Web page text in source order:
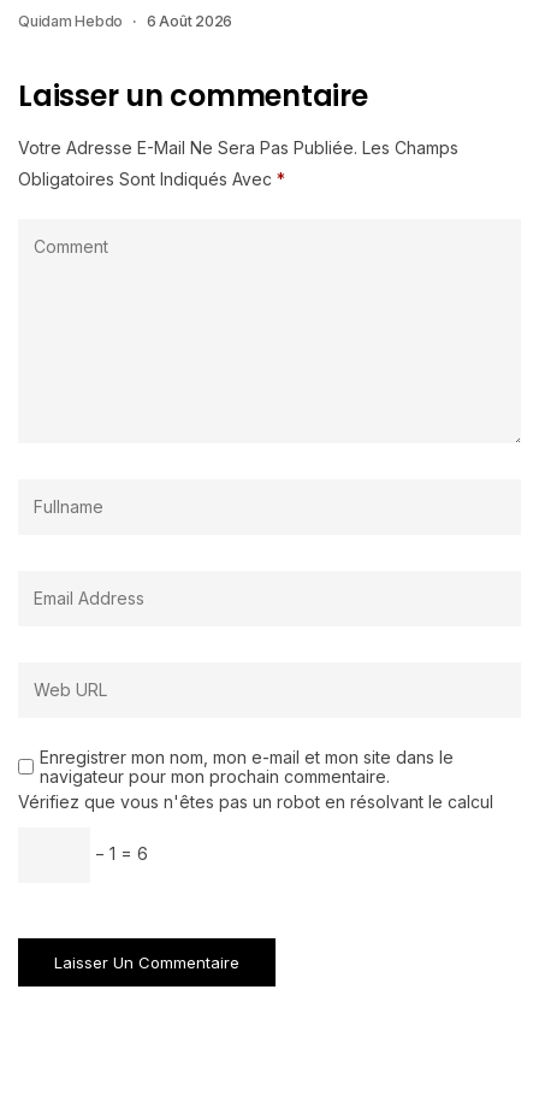
Quidam Hebdo 6 Août 2026
Laisser un commentaire
Votre Adresse E-Mail Ne Sera Pas Publiée. Les Champs
Obligatoires Sont Indiqués Avec *
Enregistrer mon nom, mon e-mail et mon site dans le
navigateur pour mon prochain commentaire.
Vérifiez que vous n'êtes pas un robot en résolvant le calcul
− 1 = 6